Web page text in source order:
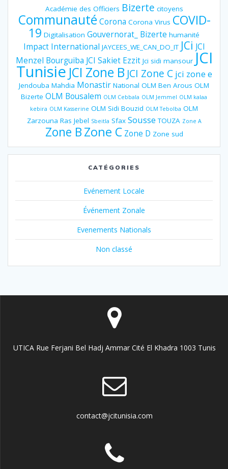
Académie des Officiers Bizerte citoyens
Communauté Corona Corona Virus COVID-
19 Digitalisation Gouvernorat_ Bizerte humanité
Impact International JAYCEES_WE_CAN_DO_IT JCi JCI
Menzel Bourguiba JCI Sakiet Ezzit Jci sidi mansour JCI
Tunisie JCI Zone B JCI Zone C jci zone e
Jendouba Mahdia Monastir National OLM Ben Arous OLM
Bizerte OLM Bousalem OLM Cebbala OLM Jemmel OLM kalaa
kebira OLM Kasserine OLM Sidi Bouzid OLM Tebolba OLM
Zarzouna Ras Jebel Sbeitla Sfax Sousse TOUZA Zone A
Zone BZone C Zone D Zone sud
CATÉGORIES
Evénement Locale
Événement Zonale
Evenements Nationals
Non classé
UTICA Rue Ferjani Bel Hadj Ammar Cité El Khadra 1003 Tunis
contact@jcitunisia.com